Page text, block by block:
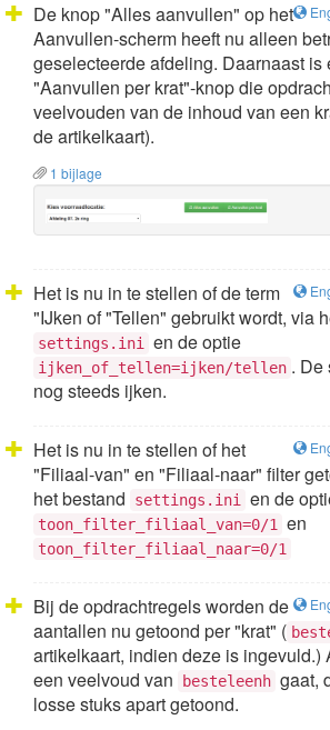
De knop "Alles aanvullen" op het
Aanvullen-scherm heeft nu alleen
geselecteerde afdeling. Daarnaast is
"Aanvullen per krat"-knop die
veelvouden van de inhoud van een
de artikelkaart).
1 bijlage
Het is nu in te stellen of de term
"IJken of "Tellen" gebruikt wordt, via
settings.ini en de optie
ijken_of_tellen=ijken/tellen . De
nog steeds ijken.
Het is nu in te stellen of het
"Filiaal-van" en "Filiaal-naar" filter
het bestand
settings.ini en de
toon_filter_filiaal_van=0/1 en
toon_filter_filiaal_naar=0/1
Bij de opdrachtregels worden de
aantallen nu getoond per "krat" (
artikelkaart, indien deze is ingevuld.)
een veelvoud van
besteleenh gaat,
losse stuks apart getoond.